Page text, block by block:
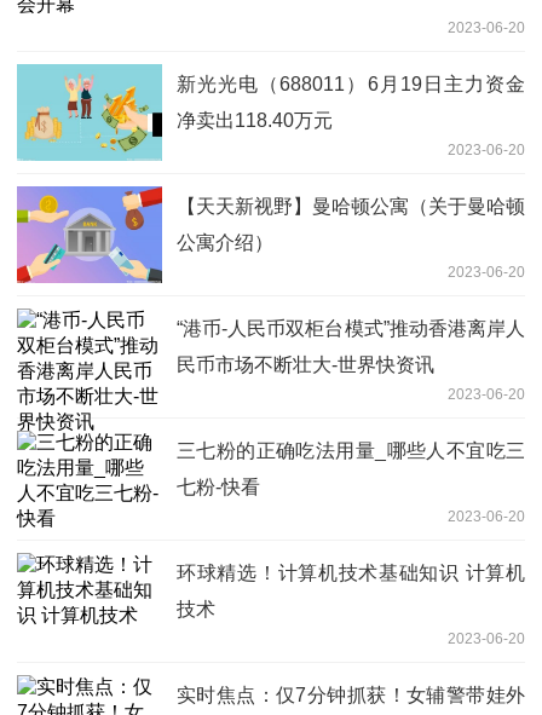
2023-06-20
新光光电（688011）6月19日主力资金
净卖出118.40万元
2023-06-20
【天天新视野】曼哈顿公寓（关于曼哈顿
公寓介绍）
2023-06-20
“港币-人民币双柜台模式”推动香港离岸人
民币市场不断壮大-世界快资讯
2023-06-20
三七粉的正确吃法用量_哪些人不宜吃三
七粉-快看
2023-06-20
环球精选！计算机技术基础知识 计算机
技术
2023-06-20
实时焦点：仅7分钟抓获！女辅警带娃外